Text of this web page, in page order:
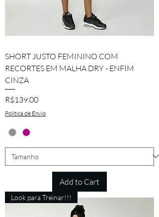
SHORT JUSTO FEMININO COM
RECORTES EM MALHA DRY - ENFIM
CINZA
Price
R$139.00
Política de Envio
Add to Cart
Look para Treinar!!!